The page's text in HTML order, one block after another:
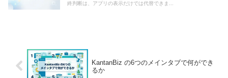
終判断は、アプリの表示だけでは代替できま...
KantanBiz の6つのメインタブで何ができ
るか